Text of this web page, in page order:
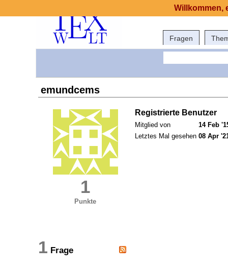
Fragen
emundcems
1
Punkte
Registrierte Benutzer
Mitglied von
14 Feb
Letztes Mal gesehen 08 Apr
1 Frage
Willkommen,